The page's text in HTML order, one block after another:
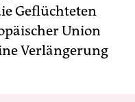
Geflüchteten
Union
Verlängerung